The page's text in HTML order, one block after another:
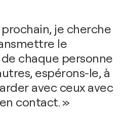
je cherche
le
chaque personne
espérons-le, à
avec ceux avec
contact. »